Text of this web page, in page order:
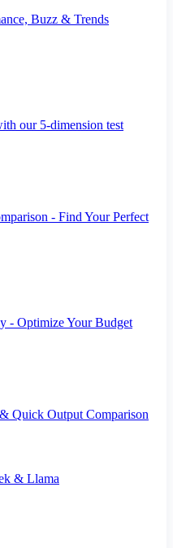
Buzz & Trends
our 5-dimension test
- Find Your Perfect
- Optimize Your Budget
Quick Output Comparison
& Llama